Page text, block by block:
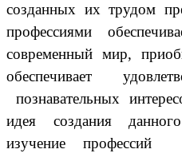
созданных их трудом
профессиями
современный мир,
обеспечивает
познавательных
идея создания
изучение профессий